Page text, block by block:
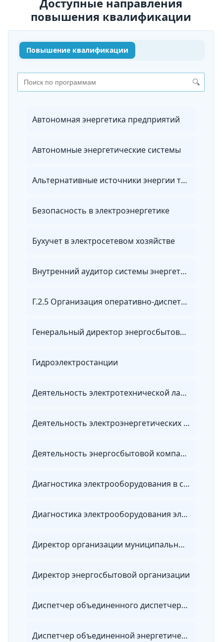
Доступные направления
повышения квалификации
Повышение квалификации
🔍
Автономная энергетика предприятий
Автономные энергетические системы
Альтернативные источники энергии транспортных средств
Безопасность в электроэнергетике
Бухучет в электросетевом хозяйстве
Внутренний аудитор системы энергетического менеджмента
Г.2.5 Организация оперативно-диспетчерского управления в электроэнергетике
Генеральный директор энергосбытовой организации
Гидроэлектростанции
Деятельность электротехнической лаборатории
Деятельность электроэнергетических служб предприятия
Деятельность энергосбытовой компании
Диагностика электрооборудования в сетях 0,4-10 кВ
Диагностика электрооборудования электроэнергетических систем
Директор организации муниципальных электрических сетей
Директор энергосбытовой организации
Диспетчер объединенного диспетчерского управления
Диспетчер объединенной энергетической системы